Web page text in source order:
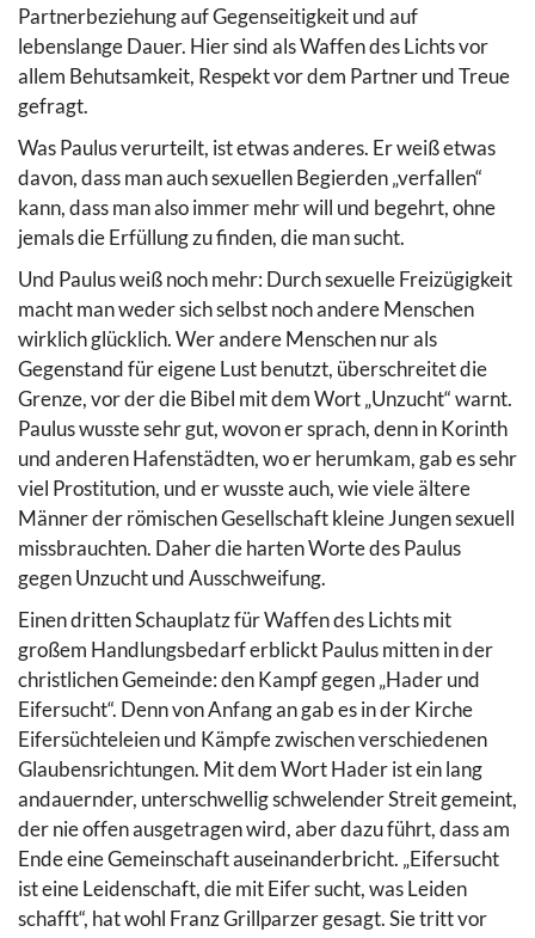
Partnerbeziehung auf Gegenseitigkeit und auf
lebenslange Dauer. Hier sind als Waffen des Lichts vor
allem Behutsamkeit, Respekt vor dem Partner und Treue
gefragt.
Was Paulus verurteilt, ist etwas anderes. Er weiß etwas
davon, dass man auch sexuellen Begierden „verfallen“
kann, dass man also immer mehr will und begehrt, ohne
jemals die Erfüllung zu finden, die man sucht.
Und Paulus weiß noch mehr: Durch sexuelle Freizügigkeit
macht man weder sich selbst noch andere Menschen
wirklich glücklich. Wer andere Menschen nur als
Gegenstand für eigene Lust benutzt, überschreitet die
Grenze, vor der die Bibel mit dem Wort „Unzucht“ warnt.
Paulus wusste sehr gut, wovon er sprach, denn in Korinth
und anderen Hafenstädten, wo er herumkam, gab es sehr
viel Prostitution, und er wusste auch, wie viele ältere
Männer der römischen Gesellschaft kleine Jungen sexuell
missbrauchten. Daher die harten Worte des Paulus
gegen Unzucht und Ausschweifung.
Einen dritten Schauplatz für Waffen des Lichts mit
großem Handlungsbedarf erblickt Paulus mitten in der
christlichen Gemeinde: den Kampf gegen „Hader und
Eifersucht“. Denn von Anfang an gab es in der Kirche
Eifersüchteleien und Kämpfe zwischen verschiedenen
Glaubensrichtungen. Mit dem Wort Hader ist ein lang
andauernder, unterschwellig schwelender Streit gemeint,
der nie offen ausgetragen wird, aber dazu führt, dass am
Ende eine Gemeinschaft auseinanderbricht. „Eifersucht
ist eine Leidenschaft, die mit Eifer sucht, was Leiden
schafft“, hat wohl Franz Grillparzer gesagt. Sie tritt vor